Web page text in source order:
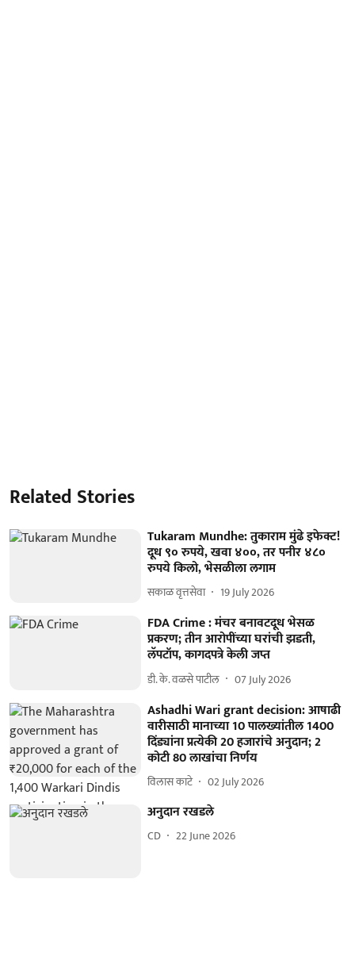
Related Stories
Tukaram Mundhe: तुकाराम मुंढे इफेक्ट!
दूध ९० रुपये, खवा ४००, तर पनीर ४८०
रुपये किलो, भेसळीला लगाम
सकाळ वृत्तसेवा 19 July 2026
FDA Crime : मंचर बनावटदूध भेसळ
प्रकरण; तीन आरोपींच्या घरांची झडती,
लॅपटॉप, कागदपत्रे केली जप्त
डी. के. वळसे पाटील 07 July 2026
Ashadhi Wari grant decision: आषाढी
वारीसाठी मानाच्या 10 पालख्यांतील 1400
दिंड्यांना प्रत्येकी 20 हजारांचे अनुदान; 2
कोटी 80 लाखांचा निर्णय
विलास काटे 02 July 2026
अनुदान रखडले
CD 22 June 2026